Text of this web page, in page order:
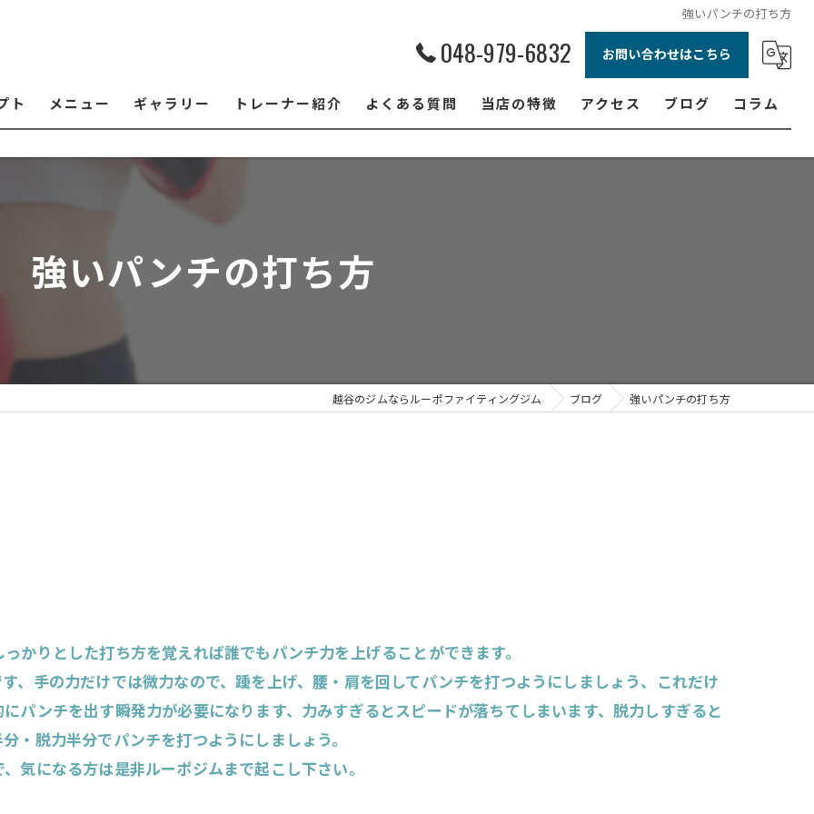
強いパンチの打ち方
048-979-6832 お問い合わせはこちら
ト メニュー ギャラリー トレーナー紹介 よくある質問 当店の特徴
ボクシング
アクセス ブログ コラム
強いパンチの打ち方
越谷のジムならルーポファイティングジム ブログ 強いパンチの打ち方
かりとした打ち方を覚えれば誰でもパンチ力を上げることができます。
、手の力だけでは微力なので、踵を上げ、腰・肩を回してパンチを打つようにしましょう、これだけ
パンチを出す瞬発力が必要になります、力みすぎるとスピードが落ちてしまいます、脱力しすぎると
・脱力半分でパンチを打つようにしましょう。
気になる方は是非ルーポジムまで起こし下さい。